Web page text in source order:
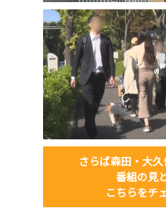
さらば森田・大
番組の見
こちらをチ